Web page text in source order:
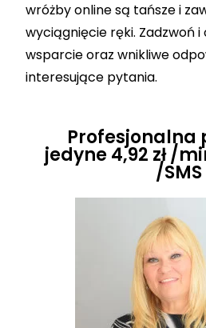
wróżby online są tańsze i
wyciągnięcie ręki. Zadzwoń
wsparcie oraz wnikliwe
interesujące pytania.
Profesjonalna
jedyne 4,92 zł /
/SMS